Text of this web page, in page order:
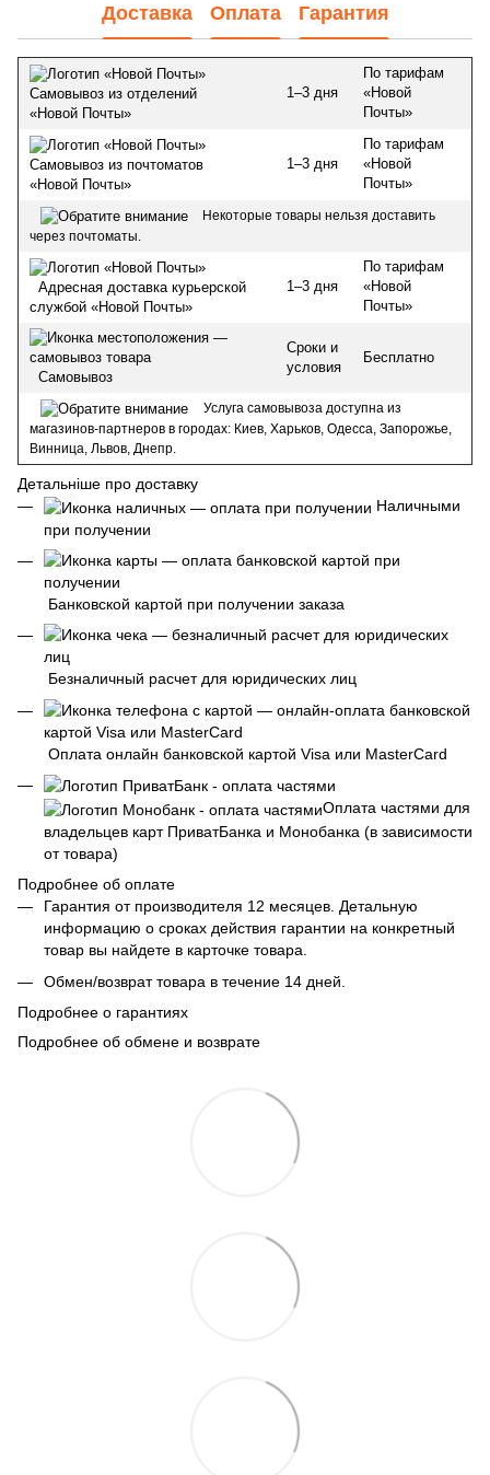
Доставка Оплата Гарантия
Самовывоз из отделений
«Новой Почты»
1–3 дня
По тарифам
«Новой
Почты»
Самовывоз из почтоматов
«Новой Почты»
1–3 дня
По тарифам
«Новой
Почты»
Некоторые товары нельзя доставить
через почтоматы.
Адресная доставка курьерской
службой «Новой Почты»
1–3 дня
По тарифам
«Новой
Почты»
Самовывоз
Сроки и
условия
Бесплатно
Услуга самовывоза доступна из
магазинов-партнеров в городах: Киев, Харьков, Одесса, Запорожье,
Винница, Львов, Днепр.
Детальніше про доставку
Наличными
при получении
Банковской картой при получении заказа
Безналичный расчет для юридических лиц
Оплата онлайн банковской картой Visa или MasterCard
Оплата частями для
владельцев карт ПриватБанка и Монобанка (в зависимости
от товара)
Подробнее об оплате
Гарантия от производителя 12 месяцев. Детальную
информацию о сроках действия гарантии на конкретный
товар вы найдете в карточке товара.
Обмен/возврат товара в течение 14 дней.
Подробнее о гарантиях
Подробнее об обмене и возврате